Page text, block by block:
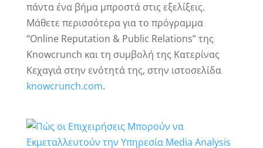
πάντα ένα βήμα μπροστά στις εξελίξεις.
Μάθετε περισσότερα για το πρόγραμμα
“Online Reputation & Public Relations” της
Knowcrunch και τη συμβολή της Κατερίνας
Κεχαγιά στην ενότητά της, στην ιστοσελίδα
knowcrunch.com.